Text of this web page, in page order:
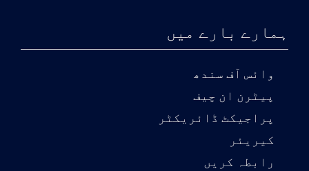
ہمارے بارے میں
وائس آف سندھ
پیٹرن ان چیف
پراجیکٹ ڈائریکٹر
کیریئر
رابطہ کریں